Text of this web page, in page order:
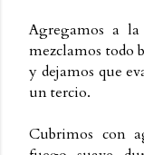
Agregamos a
mezclamos todo
y dejamos que
un tercio.
Cubrimos con